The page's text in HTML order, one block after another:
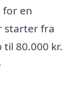
for en
starter fra
til 80.000 kr.